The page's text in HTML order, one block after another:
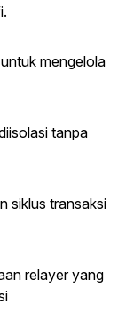
mengelola
tanpa
siklus transaksi
relayer yang